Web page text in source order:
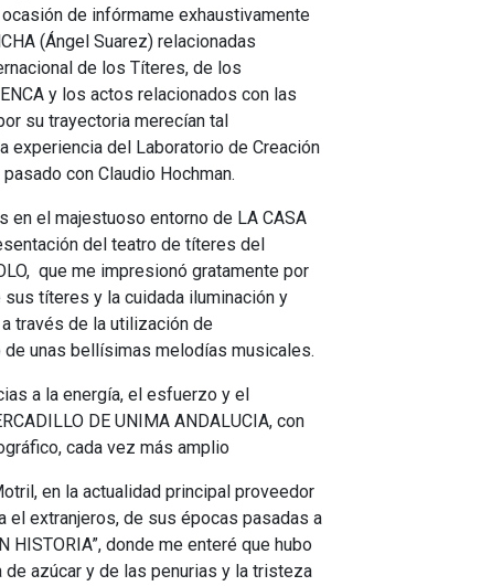
de infórmame exhaustivamente
(Ángel Suarez) relacionadas
de los Títeres, de los
y los actos relacionados con las
su trayectoria merecían tal
experiencia del Laboratorio de Creación
con Claudio Hochman.
el majestuoso entorno de LA CASA
del teatro de títeres del
que me impresionó gratamente por
títeres y la cuidada iluminación y
través de la utilización de
unas bellísimas melodías musicales.
a la energía, el esfuerzo y el
DE UNIMA ANDALUCIA, con
cada vez más amplio
en la actualidad principal proveedor
el extranjeros, de sus épocas pasadas a
donde me enteré que hubo
de azúcar y de las penurias y la tristeza